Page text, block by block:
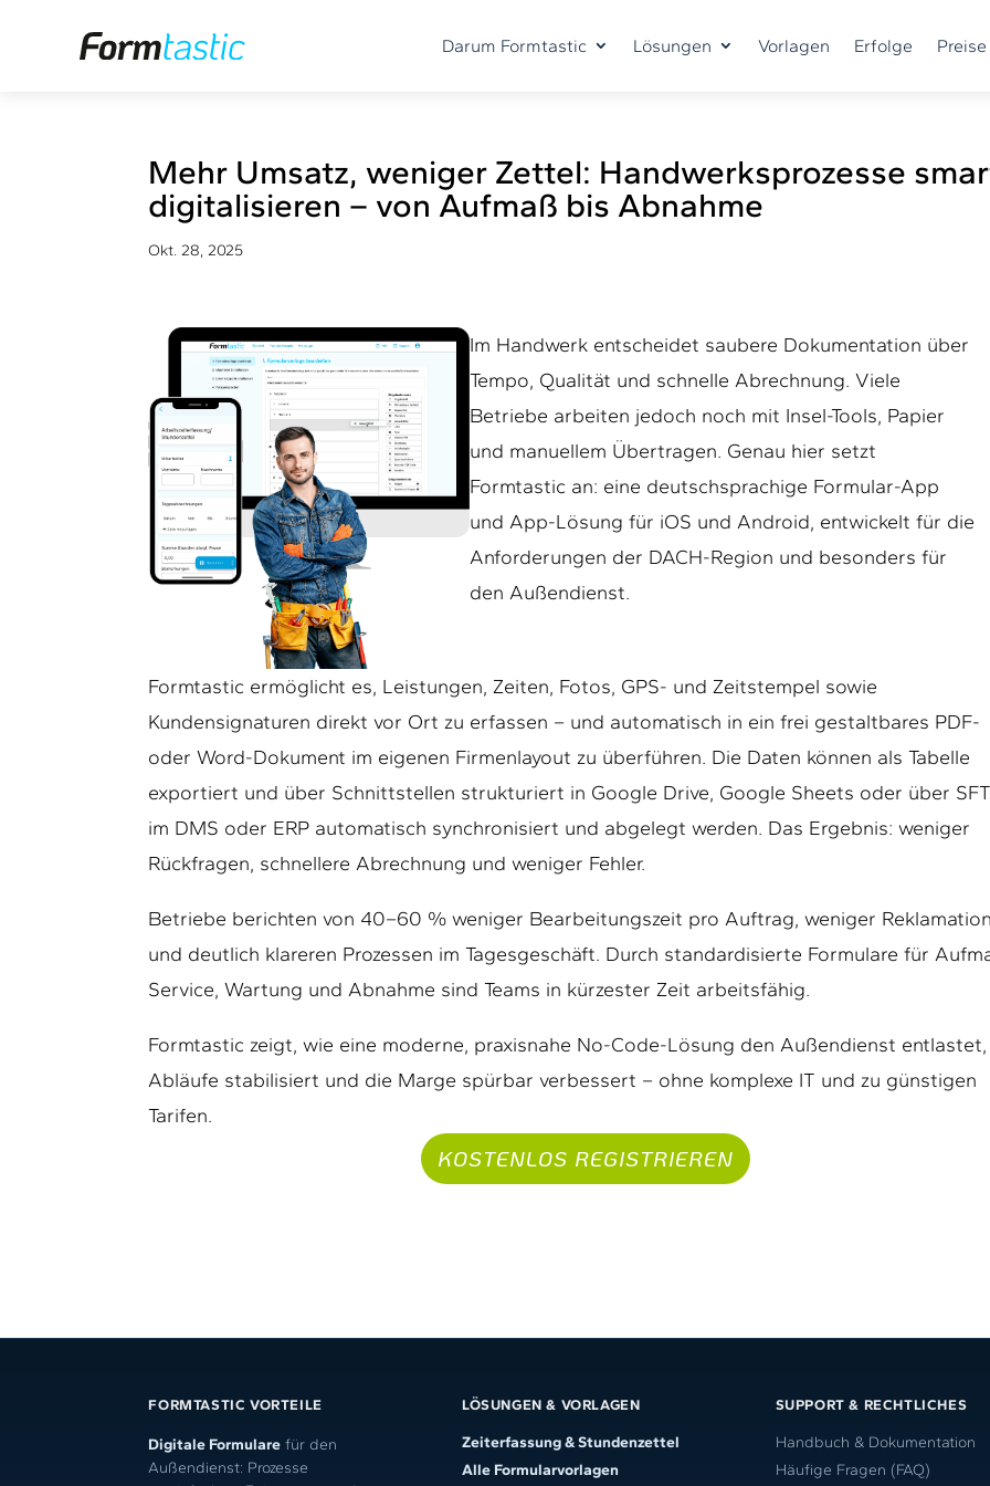
Darum Formtastic Lösungen Vorlagen Erfolge Preise
Mehr Umsatz, weniger Zettel: Handwerksprozesse
digitalisieren – von Aufmaß bis Abnahme
Okt. 28, 2025
Im Handwerk entscheidet saubere Dokumentation über
Tempo, Qualität und schnelle Abrechnung. Viele
Betriebe arbeiten jedoch noch mit Insel-Tools, Papier
und manuellem Übertragen. Genau hier setzt
Formtastic an: eine deutschsprachige Formular-App
und App-Lösung für iOS und Android, entwickelt für die
Anforderungen der DACH-Region und besonders für
den Außendienst.
Formtastic ermöglicht es, Leistungen, Zeiten, Fotos, GPS- und Zeitstempel sowie
Kundensignaturen direkt vor Ort zu erfassen – und automatisch in ein frei gestaltbares PDF-
oder Word-Dokument im eigenen Firmenlayout zu überführen. Die Daten können als Tabelle
exportiert und über Schnittstellen strukturiert in Google Drive, Google Sheets oder über
im DMS oder ERP automatisch synchronisiert und abgelegt werden. Das Ergebnis: weniger
Rückfragen, schnellere Abrechnung und weniger Fehler.
Betriebe berichten von 40–60 % weniger Bearbeitungszeit pro Auftrag, weniger
und deutlich klareren Prozessen im Tagesgeschäft. Durch standardisierte Formulare für
Service, Wartung und Abnahme sind Teams in kürzester Zeit arbeitsfähig.
Formtastic zeigt, wie eine moderne, praxisnahe No-Code-Lösung den Außendienst entlastet,
Abläufe stabilisiert und die Marge spürbar verbessert – ohne komplexe IT und zu günstigen
Tarifen.
KOSTENLOS REGISTRIEREN
FORMTASTIC VORTEILE
Digitale Formulare für den
Außendienst: Prozesse
LÖSUNGEN & VORLAGEN
Zeiterfassung & Stundenzettel
Alle Formularvorlagen
SUPPORT & RECHTLICHES
Handbuch & Dokumentation
Häufige Fragen (FAQ)